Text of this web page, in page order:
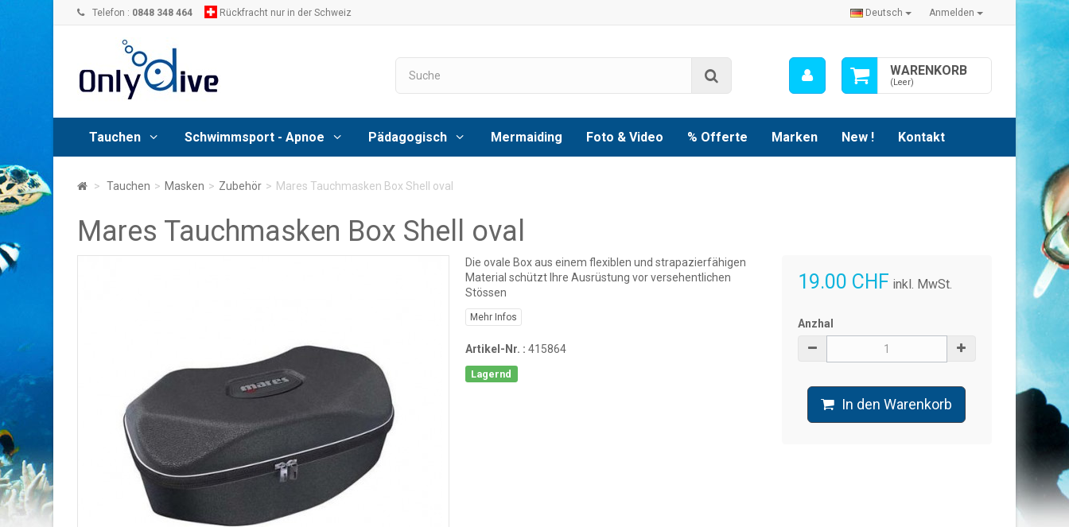
Anmelden
Telefon : 0848 348 464 Rückfracht nur in der Schweiz Deutsch
WARENKORB
(Leer)
Mein
Konto
Tauchen Schwimmsport - Apnoe Pädagogisch Mermaiding Foto & Video % Offerte Marken New ! Kontakt
> Tauchen > Masken > Zubehör > Mares Tauchmasken Box Shell oval
Mares Tauchmasken Box Shell oval
19.00 CHF inkl. MwSt.
Anzhal
In den Warenkorb
Die ovale Box aus einem flexiblen und strapazierfähigen
Material schützt Ihre Ausrüstung vor versehentlichen
Stössen
Mehr Infos
Artikel-Nr. : 415864
Lagernd